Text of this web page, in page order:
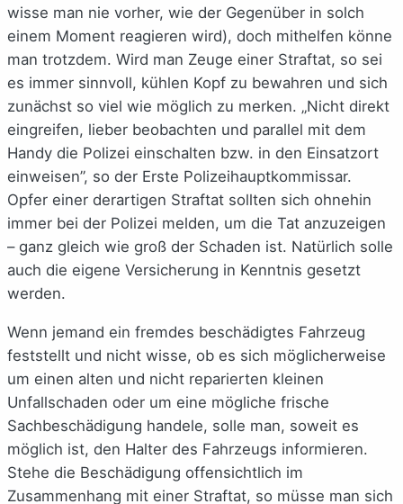
wisse man nie vorher, wie der Gegenüber in solch
einem Moment reagieren wird), doch mithelfen könne
man trotzdem. Wird man Zeuge einer Straftat, so sei
es immer sinnvoll, kühlen Kopf zu bewahren und sich
zunächst so viel wie möglich zu merken. „Nicht direkt
eingreifen, lieber beobachten und parallel mit dem
Handy die Polizei einschalten bzw. in den Einsatzort
einweisen”, so der Erste Polizeihauptkommissar.
Opfer einer derartigen Straftat sollten sich ohnehin
immer bei der Polizei melden, um die Tat anzuzeigen
– ganz gleich wie groß der Schaden ist. Natürlich solle
auch die eigene Versicherung in Kenntnis gesetzt
werden.
Wenn jemand ein fremdes beschädigtes Fahrzeug
feststellt und nicht wisse, ob es sich möglicherweise
um einen alten und nicht reparierten kleinen
Unfallschaden oder um eine mögliche frische
Sachbeschädigung handele, solle man, soweit es
möglich ist, den Halter des Fahrzeugs informieren.
Stehe die Beschädigung offensichtlich im
Zusammenhang mit einer Straftat, so müsse man sich